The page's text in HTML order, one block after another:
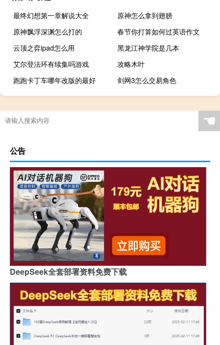
最终幻想第一章解说大全
原神怎么拿到翅膀
原神飘浮深渊怎么打的
春节你打算如何过英语作文
云顶之弈ipad怎么用
黑龙江神学院是几本
艾尔登法环有续集吗游戏
攻略木叶
跑跑卡丁车哪年改版的最好
剑网3怎么交易角色
☚
公告
DeepSeek全套部署资料免费下载